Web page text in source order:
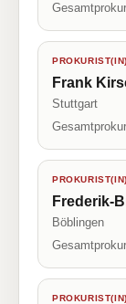
PROKURIST(IN)
Frank
Stuttgart
PROKURIST(IN)
Frederik-
Böblingen
PROKURIST(IN)